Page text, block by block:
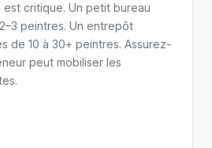
critique. Un petit bureau
peintres. Un entrepôt
de 10 à 30+ peintres. Assurez-
peut mobiliser les